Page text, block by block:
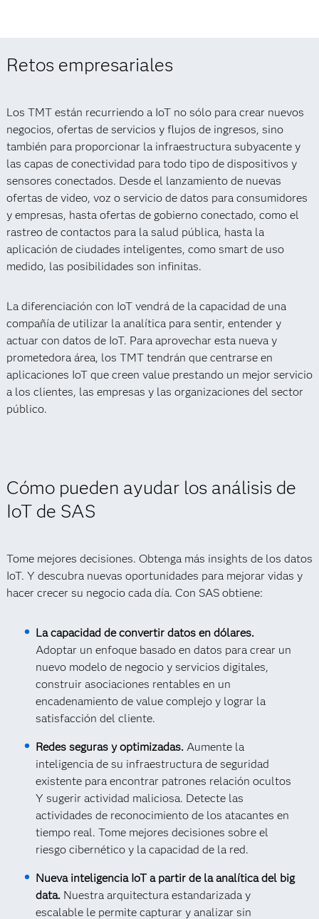
Retos empresariales
Los TMT están recurriendo a IoT no sólo para crear nuevos
negocios, ofertas de servicios y flujos de ingresos, sino
también para proporcionar la infraestructura subyacente y
las capas de conectividad para todo tipo de dispositivos y
sensores conectados. Desde el lanzamiento de nuevas
ofertas de video, voz o servicio de datos para consumidores
y empresas, hasta ofertas de gobierno conectado, como el
rastreo de contactos para la salud pública, hasta la
aplicación de ciudades inteligentes, como smart de uso
medido, las posibilidades son infinitas.
La diferenciación con IoT vendrá de la capacidad de una
compañía de utilizar la analítica para sentir, entender y
actuar con datos de IoT. Para aprovechar esta nueva y
prometedora área, los TMT tendrán que centrarse en
aplicaciones IoT que creen value prestando un mejor servicio
a los clientes, las empresas y las organizaciones del sector
público.
Cómo pueden ayudar los análisis de
IoT de SAS
Tome mejores decisiones. Obtenga más insights de los datos
IoT. Y descubra nuevas oportunidades para mejorar vidas y
hacer crecer su negocio cada día. Con SAS obtiene:
La capacidad de convertir datos en dólares.
Adoptar un enfoque basado en datos para crear un
nuevo modelo de negocio y servicios digitales,
construir asociaciones rentables en un
encadenamiento de value complejo y lograr la
satisfacción del cliente.
Redes seguras y optimizadas.Aumente la
inteligencia de su infraestructura de seguridad
existente para encontrar patrones relación ocultos
Y sugerir actividad maliciosa. Detecte las
actividades de reconocimiento de los atacantes en
tiempo real. Tome mejores decisiones sobre el
riesgo cibernético y la capacidad de la red.
Nueva inteligencia IoT a partir de la analítica del big
data. Nuestra arquitectura estandarizada y
escalable le permite capturar y analizar sin